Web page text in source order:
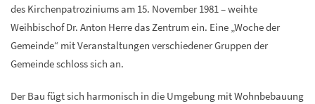
des Kirchenpatroziniums am 15. November 1981 – weihte
Weihbischof Dr. Anton Herre das Zentrum ein. Eine „Woche der
Gemeinde“ mit Veranstaltungen verschiedener Gruppen der
Gemeinde schloss sich an.
Der Bau fügt sich harmonisch in die Umgebung mit Wohnbebauung